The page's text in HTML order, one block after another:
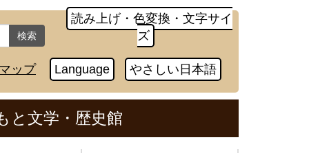
検索
読み上げ・色変換・文字サイ
ズ
ップ Language やさしい日本語
と文学・歴史館